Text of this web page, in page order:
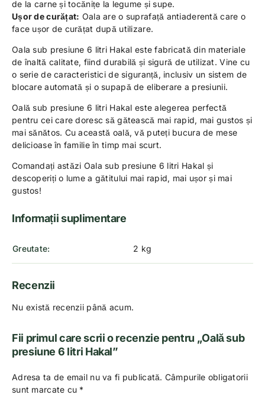
de la carne și tocănițe la legume și supe.
Ușor de curățat: Oala are o suprafață antiaderentă care o
face ușor de curățat după utilizare.
Oala sub presiune 6 litri Hakal este fabricată din materiale
de înaltă calitate, fiind durabilă și sigură de utilizat. Vine cu
o serie de caracteristici de siguranță, inclusiv un sistem de
blocare automată și o supapă de eliberare a presiunii.
Oală sub presiune 6 litri Hakal este alegerea perfectă
pentru cei care doresc să gătească mai rapid, mai gustos și
mai sănătos. Cu această oală, vă puteți bucura de mese
delicioase în familie în timp mai scurt.
Comandați astăzi Oala sub presiune 6 litri Hakal și
descoperiți o lume a gătitului mai rapid, mai ușor și mai
gustos!
Informații suplimentare
Greutate 2 kg
Recenzii
Nu există recenzii până acum.
Fii primul care scrii o recenzie pentru „Oală sub
presiune 6 litri Hakal”
Adresa ta de email nu va fi publicată. Câmpurile obligatorii
sunt marcate cu *